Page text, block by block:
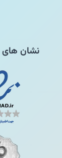
نشان های